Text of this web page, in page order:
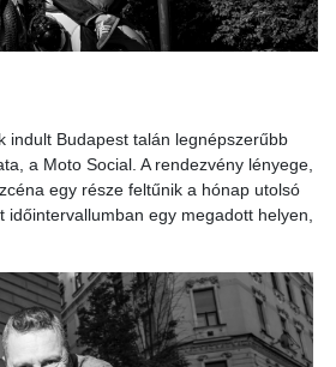
indult Budapest talán legnépszerűbb
a Moto Social. A rendezvény lényege,
egy része feltűnik a hónap utolsó
időintervallumban egy megadott helyen,